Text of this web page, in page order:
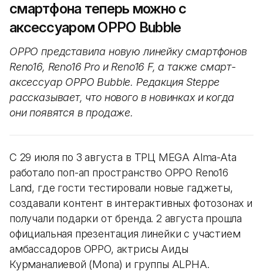
смартфона теперь можно с
аксессуаром OPPO Bubble
OPPO представила новую линейку смартфонов
Reno16, Reno16 Pro и Reno16 F, а также смарт-
аксессуар OPPO Bubble. Редакция Steppe
рассказывает, что нового в новинках и когда
они появятся в продаже.
С 29 июля по 3 августа в ТРЦ MEGA Alma-Ata
работало поп-ап пространство OPPO Reno16
Land, где гости тестировали новые гаджеты,
создавали контент в интерактивных фотозонах и
получали подарки от бренда. 2 августа прошла
официальная презентация линейки с участием
амбассадоров OPPO, актрисы Аиды
Курманалиевой (Mona) и группы ALPHA.